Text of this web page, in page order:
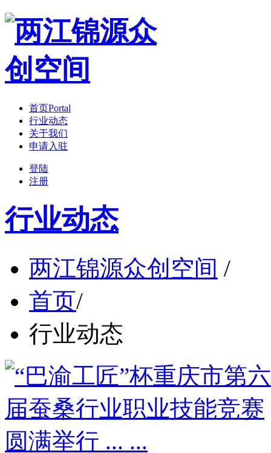
首页Portal
行业动态
关于我们
申请入驻
登陆
注册
行业动态
两江锦源众创空间 /
首页/
行业动态